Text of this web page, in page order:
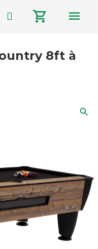
shopping_cart menu
8ft à
search